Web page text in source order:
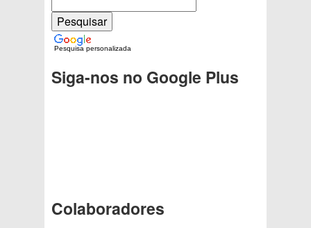
Pesquisa personalizada
Siga-nos no Google Plus
Colaboradores